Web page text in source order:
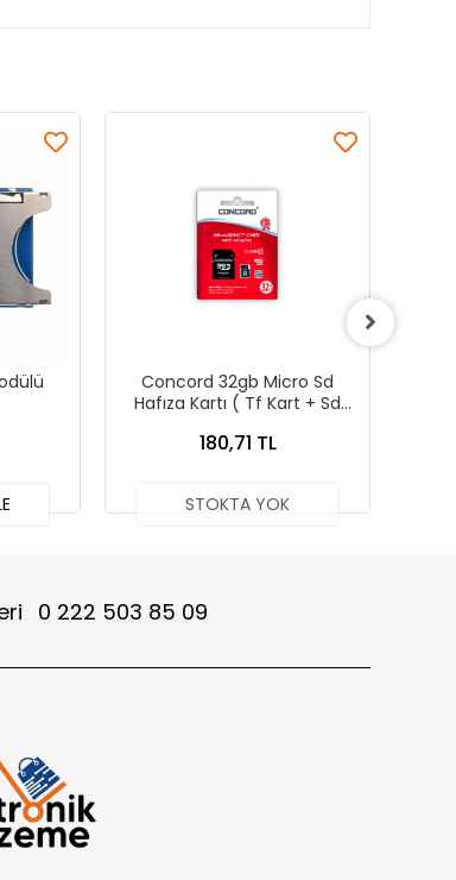
Concord 32gb Micro Sd
Hafıza Kartı ( Tf Kart + Sd
180,71 TL
STOKTA YOK
0 222 503 85 09